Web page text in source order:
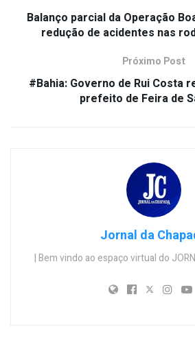
Balanço parcial da Operação
redução de acidentes nas
Próximo Post
#Bahia: Governo de Rui Costa
prefeito de Feira de
Jornal da
| Bem vindo ao espaço virtual do